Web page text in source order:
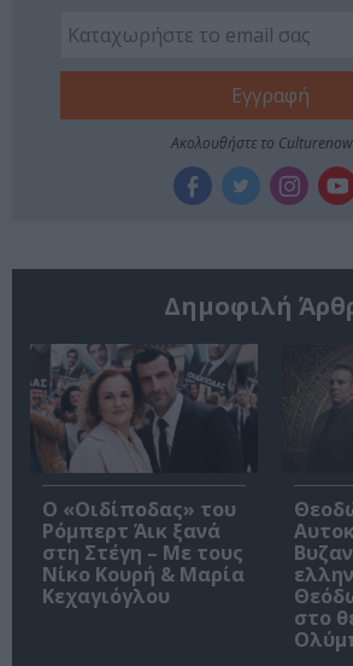
Ακολουθήστε το
Δημοφιλή
O «Οιδίποδας» του
Ρόμπερτ Άικ ξανά
στη Στέγη – Με τους
Νίκο Κουρή & Μαρία
Κεχαγιόγλου
στο